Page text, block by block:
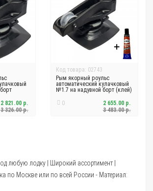
3 326.00 р.
2 821.00 р.
Код товара: 02743
Рым якорный роульс
автоматический кулачковый
№1.7 на надувной борт (клей)
0
3 483.00 р.
2 655.00 р.
любую лодку | Широкий ассортимент |
по Москве или по всей России - Материал: